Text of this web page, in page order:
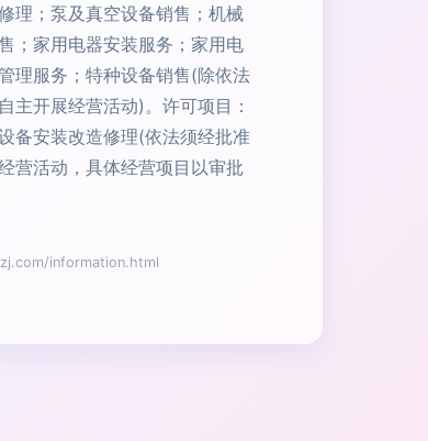
理；泵及真空设备销售；机械
；家用电器安装服务；家用电
理服务；特种设备销售(除依法
主开展经营活动)。许可项目：
备安装改造修理(依法须经批准
营活动，具体经营项目以审批
information.html